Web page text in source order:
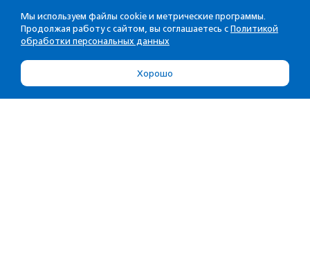
Мы используем файлы cookie и метрические программы.
Продолжая работу с сайтом, вы соглашаетесь с Политикой
обработки персональных данных
Хорошо